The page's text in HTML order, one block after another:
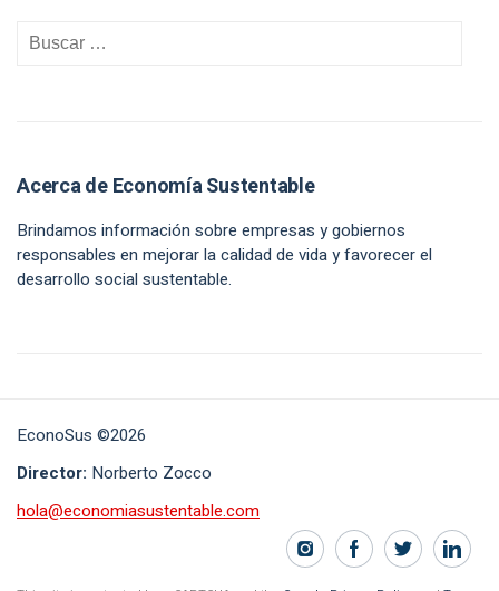
Acerca de Economía Sustentable
Brindamos información sobre empresas y gobiernos
responsables en mejorar la calidad de vida y favorecer el
desarrollo social sustentable.
EconoSus ©2026
Director: Norberto Zocco
hola@economiasustentable.com